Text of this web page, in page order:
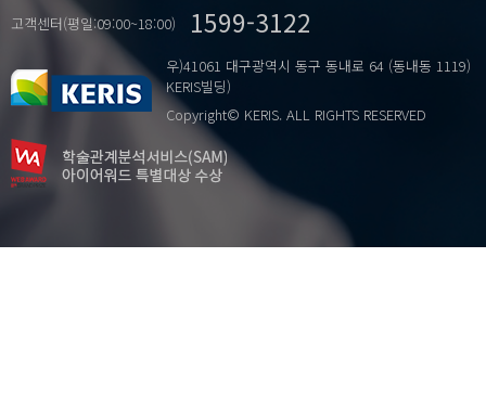
고객센터(평일:09:00~18:00) 1599-3122
우)41061 대구광역시 동구 동내로 64 (동내동 1119)
KERIS빌딩)
Copyright© KERIS. ALL RIGHTS RESERVED